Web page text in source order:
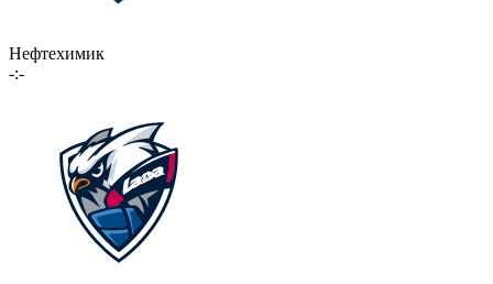
Нефтехимик
-:-